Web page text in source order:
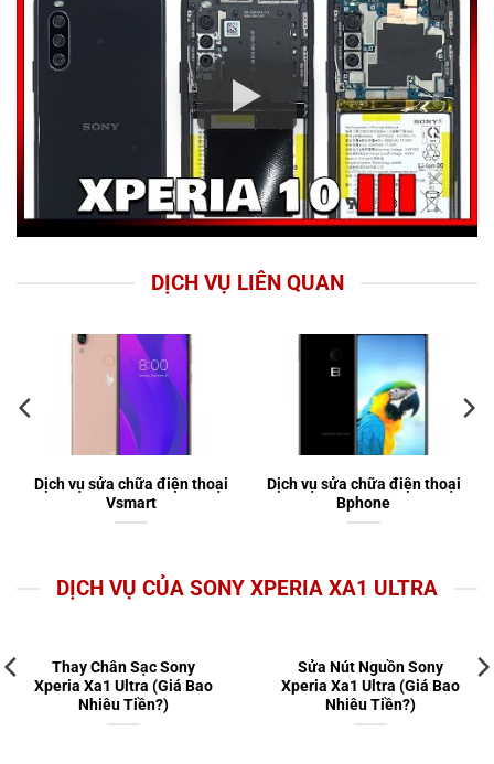
DỊCH VỤ LIÊN QUAN
Dịch vụ sửa chữa điện thoại
Vsmart
Dịch vụ sửa chữa điện thoại
Bphone
DỊCH VỤ CỦA SONY XPERIA XA1 ULTRA
Thay Chân Sạc Sony
Xperia Xa1 Ultra (Giá Bao
Nhiêu Tiền?)
Sửa Nút Nguồn Sony
Xperia Xa1 Ultra (Giá Bao
Nhiêu Tiền?)